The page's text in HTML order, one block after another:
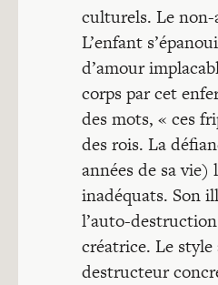
culturels. Le non-
L’enfant
d’amour
corps par cet
des mots, « ces
des rois. La
années de sa
inadéquats. Son
l’auto-
créatrice. Le
destructeur